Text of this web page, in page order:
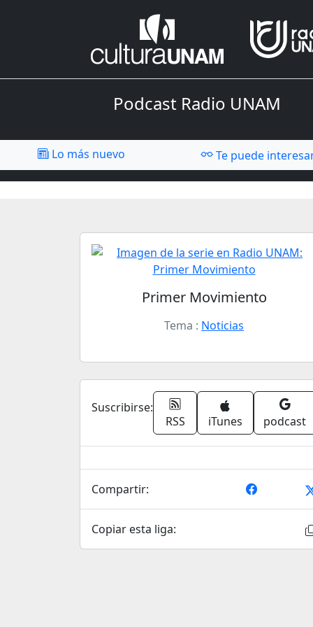
Podcast Radio UNAM
Lo más nuevo Te puede
Primer Movimiento
Tema : Noticias
Suscribirse:
RSS
iTunes podcast
Compartir:
Copiar esta liga: